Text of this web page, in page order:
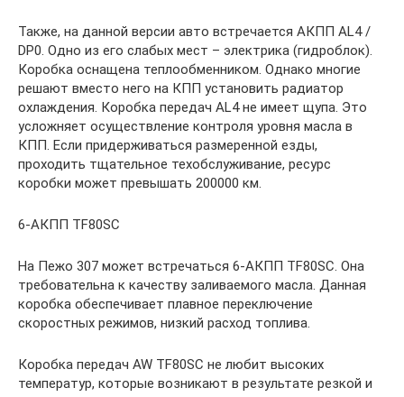
Также, на данной версии авто встречается АКПП AL4 /
DP0. Одно из его слабых мест – электрика (гидроблок).
Коробка оснащена теплообменником. Однако многие
решают вместо него на КПП установить радиатор
охлаждения. Коробка передач AL4 не имеет щупа. Это
усложняет осуществление контроля уровня масла в
КПП. Если придерживаться размеренной езды,
проходить тщательное техобслуживание, ресурс
коробки может превышать 200000 км.
6-АКПП TF80SC
На Пежо 307 может встречаться 6-АКПП TF80SC. Она
требовательна к качеству заливаемого масла. Данная
коробка обеспечивает плавное переключение
скоростных режимов, низкий расход топлива.
Коробка передач AW TF80SC не любит высоких
температур, которые возникают в результате резкой и